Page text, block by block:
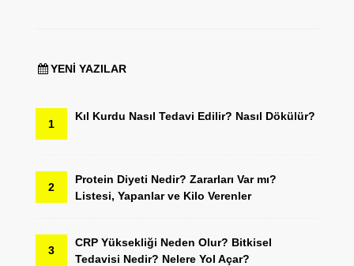
YENI YAZILAR
1
Kıl Kurdu Nasıl Tedavi Edilir? Nasıl Dökülür?
2
Protein Diyeti Nedir? Zararları Var mı?
Listesi, Yapanlar ve Kilo Verenler
3
CRP Yüksekliği Neden Olur? Bitkisel
Tedavisi Nedir? Nelere Yol Açar?